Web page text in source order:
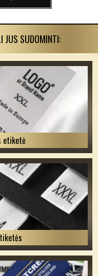
JUS SUDOMINTI:
etiketė